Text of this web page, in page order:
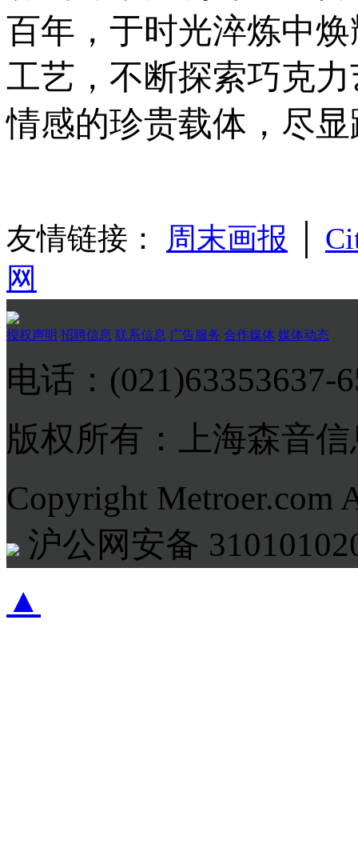
百年，于时光淬炼中
工艺，不断探索巧克
情感的珍贵载体，尽
友情链接： 周末画报
网
授权声明 招聘信息 联系信息 广告服务 合作媒体 媒体动态
电话：(021)63353637-
版权所有：上海森音
Copyright Metroer.com
沪公网安备
▲